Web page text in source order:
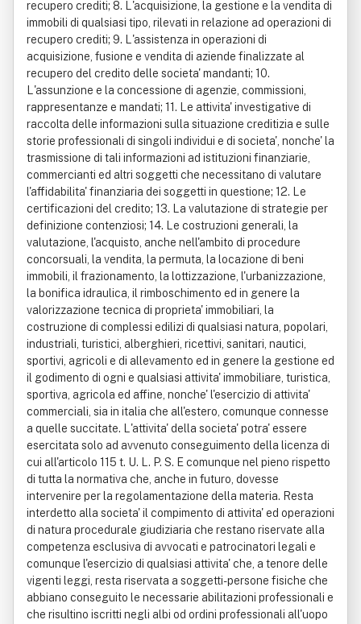
recupero crediti; 8. L'acquisizione, la gestione e la vendita di
immobili di qualsiasi tipo, rilevati in relazione ad operazioni di
recupero crediti; 9. L'assistenza in operazioni di
acquisizione, fusione e vendita di aziende finalizzate al
recupero del credito delle societa' mandanti; 10.
L'assunzione e la concessione di agenzie, commissioni,
rappresentanze e mandati; 11. Le attivita' investigative di
raccolta delle informazioni sulla situazione creditizia e sulle
storie professionali di singoli individui e di societa', nonche' la
trasmissione di tali informazioni ad istituzioni finanziarie,
commercianti ed altri soggetti che necessitano di valutare
l'affidabilita' finanziaria dei soggetti in questione; 12. Le
certificazioni del credito; 13. La valutazione di strategie per
definizione contenziosi; 14. Le costruzioni generali, la
valutazione, l'acquisto, anche nell'ambito di procedure
concorsuali, la vendita, la permuta, la locazione di beni
immobili, il frazionamento, la lottizzazione, l'urbanizzazione,
la bonifica idraulica, il rimboschimento ed in genere la
valorizzazione tecnica di proprieta' immobiliari, la
costruzione di complessi edilizi di qualsiasi natura, popolari,
industriali, turistici, alberghieri, ricettivi, sanitari, nautici,
sportivi, agricoli e di allevamento ed in genere la gestione ed
il godimento di ogni e qualsiasi attivita' immobiliare, turistica,
sportiva, agricola ed affine, nonche' l'esercizio di attivita'
commerciali, sia in italia che all'estero, comunque connesse
a quelle succitate. L'attivita' della societa' potra' essere
esercitata solo ad avvenuto conseguimento della licenza di
cui all'articolo 115 t. U. L. P. S. E comunque nel pieno rispetto
di tutta la normativa che, anche in futuro, dovesse
intervenire per la regolamentazione della materia. Resta
interdetto alla societa' il compimento di attivita' ed operazioni
di natura procedurale giudiziaria che restano riservate alla
competenza esclusiva di avvocati e patrocinatori legali e
comunque l'esercizio di qualsiasi attivita' che, a tenore delle
vigenti leggi, resta riservata a soggetti-persone fisiche che
abbiano conseguito le necessarie abilitazioni professionali e
che risultino iscritti negli albi od ordini professionali all'uopo